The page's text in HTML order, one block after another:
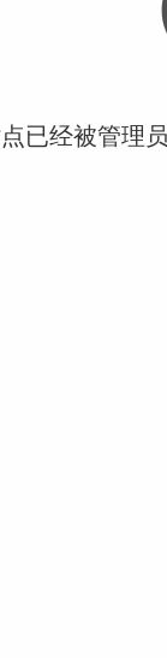
已经被管理